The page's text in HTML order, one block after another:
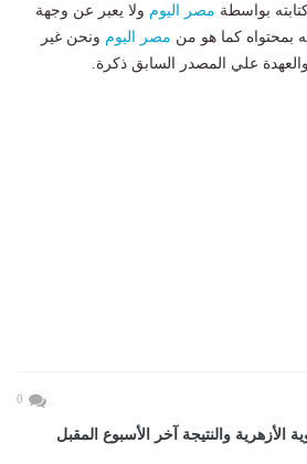
بواسطة مصر اليوم ولا يعبر عن وجهة
بمحتواه كما هو من مصر اليوم ونحن غير
علي المصدر السابق ذكرة.
0
الأزهرية والنتيجة آخر الأسبوع المقبل